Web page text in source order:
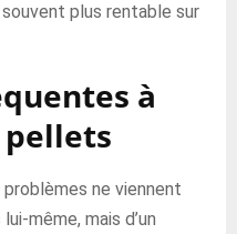
plus rentable sur
à
ne viennent
même, mais d’un